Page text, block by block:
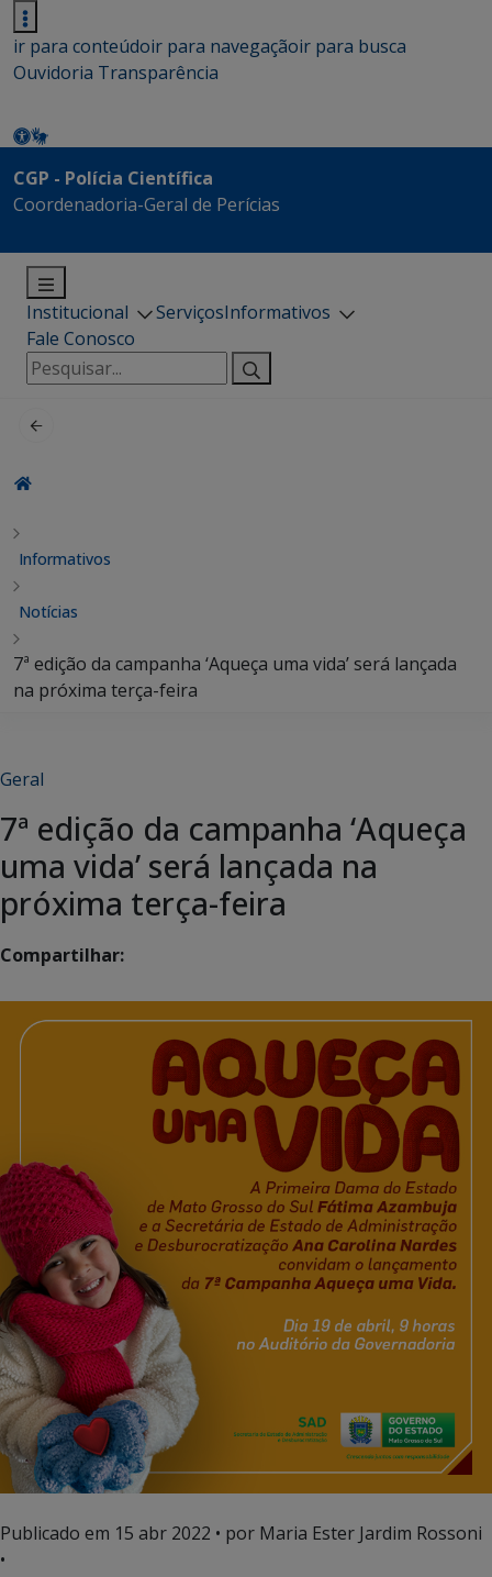
ir para conteúdoir para navegaçãoir para busca
Ouvidoria Transparência
CGP - Polícia Científica
Coordenadoria-Geral de Perícias
Institucional ServiçosInformativos
Fale Conosco
Pesquisar
por:
Informativos
Notícias
7ª edição da campanha ‘Aqueça uma vida’ será lançada
na próxima terça-feira
Geral
7ª edição da campanha ‘Aqueça
uma vida’ será lançada na
próxima terça-feira
Compartilhar:
Publicado em 15 abr 2022 • por Maria Ester Jardim Rossoni
•